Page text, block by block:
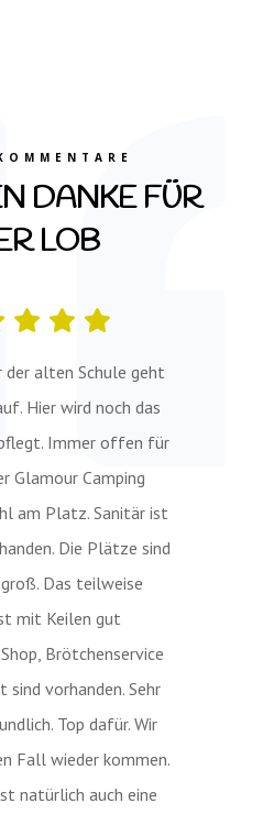
DANKE FÜR
LOB
der alten Schule geht
Hier wird noch das
Immer offen für
Glamour Camping
am Platz. Sanitär ist
Die Plätze sind
Das teilweise
mit Keilen gut
Brötchenservice
sind vorhanden. Sehr
Top dafür. Wir
Fall wieder kommen.
natürlich auch eine